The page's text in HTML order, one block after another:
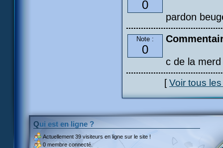
0
pardon
Note :
0
c de la
[Voir tous
Qui est en ligne ?
Actuellement 39 visiteurs en ligne sur le site !
0 membre connecté.